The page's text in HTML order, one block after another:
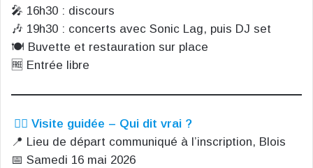
🎤 16h30 : discours
🎶 19h30 : concerts avec Sonic Lag, puis DJ set
🍽️ Buvette et restauration sur place
🆓 Entrée libre
🚶‍♀️Visite guidée – Qui dit vrai ?
📍 Lieu de départ communiqué à l’inscription, Blois
📅 Samedi 16 mai 2026